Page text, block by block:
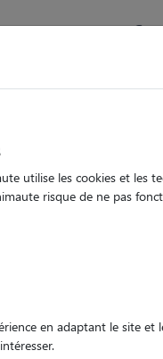
utilise les cookies et les
risque de ne pas
en adaptant le site et